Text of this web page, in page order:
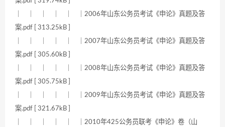
｜ ｜ ｜ ｜ ｜ ｜2006年山东公务员考试《申论》真题及答
案.pdf [ 313.25kB ]
｜ ｜ ｜ ｜ ｜ ｜2007年山东公务员考试《申论》真题及答
案.pdf [ 305.60kB ]
｜ ｜ ｜ ｜ ｜ ｜2008年山东公务员考试《申论》真题及答
案.pdf [ 305.75kB ]
｜ ｜ ｜ ｜ ｜ ｜2009年山东公务员考试《申论》真题及答
案.pdf [ 321.67kB ]
｜ ｜ ｜ ｜ ｜ ｜2010年425公务员联考《申论》卷（山